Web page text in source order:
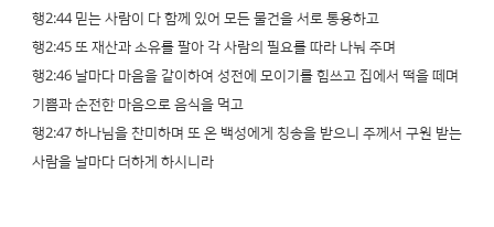
행2:44 믿는 사람이 다 함께 있어 모든 물건을 서로 통용하고
행2:45 또 재산과 소유를 팔아 각 사람의 필요를 따라 나눠 주며
행2:46 날마다 마음을 같이하여 성전에 모이기를 힘쓰고 집에서 떡을 떼며
기쁨과 순전한 마음으로 음식을 먹고
행2:47 하나님을 찬미하며 또 온 백성에게 칭송을 받으니 주께서 구원 받는
사람을 날마다 더하게 하시니라